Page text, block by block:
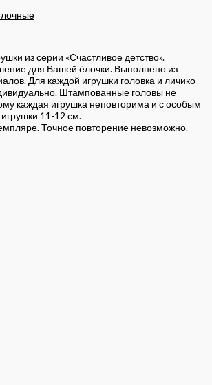
из серии «Счастливое детство».
для Вашей ёлочки. Выполнено из
Для каждой игрушки головка и личико
Штампованные головы не
каждая игрушка неповторима и с особым
11-12 см.
Точное повторение невозможно.